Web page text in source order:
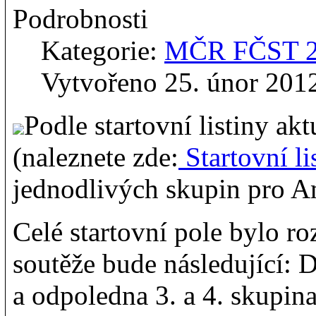
Podrobnosti
Kategorie: MČR FČST
Vytvořeno 25. únor
Podle startovní listiny
(naleznete zde: Startovní
jednodlivých skupin pro
Celé startovní pole bylo
soutěže bude následující:
a odpoledna 3. a 4.